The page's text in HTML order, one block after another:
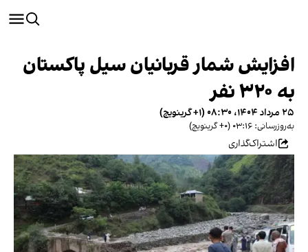
افزایش شمار قربانیان سیل پاکستان
به ۳۲۰ نفر
۲۵ مرداد ۱۴۰۴، ۰۸:۳۰ (‎+۱ گرینویچ)
به‌روزرسانی: ۰۳:۱۶ (‎+۰ گرینویچ)
اشتراک‌گذاری